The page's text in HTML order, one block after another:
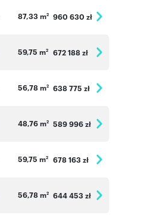
87,33 m2 960 630 zł
59,75 m2 672 188 zł
56,78 m2 638 775 zł
48,76 m2 589 996 zł
59,75 m2 678 163 zł
56,78 m2 644 453 zł